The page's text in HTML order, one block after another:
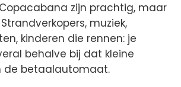
zijn prachtig, maar
muziek,
kinderen die rennen: je
behalve bij dat kleine
de betaalautomaat.